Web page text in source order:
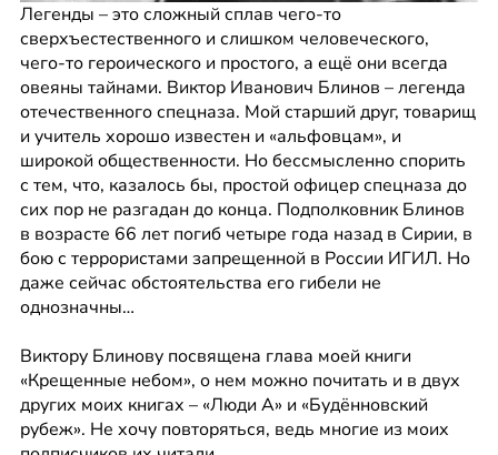
Легенды – это сложный сплав чего-то
сверхъестественного и слишком человеческого,
чего-то героического и простого, а ещё они всегда
овеяны тайнами. Виктор Иванович Блинов – легенда
отечественного спецназа. Мой старший друг, товарищ
и учитель хорошо известен и «альфовцам», и
широкой общественности. Но бессмысленно спорить
с тем, что, казалось бы, простой офицер спецназа до
сих пор не разгадан до конца. Подполковник Блинов
в возрасте 66 лет погиб четыре года назад в Сирии, в
бою с террористами запрещенной в России ИГИЛ. Но
даже сейчас обстоятельства его гибели не
однозначны…
Виктору Блинову посвящена глава моей книги
«Крещенные небом», о нем можно почитать и в двух
других моих книгах – «Люди А» и «Будённовский
рубеж». Не хочу повторяться, ведь многие из моих